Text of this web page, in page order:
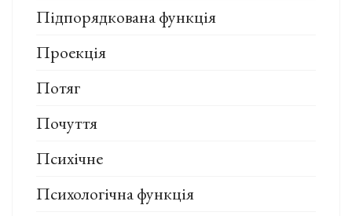
Підпорядкована функція
Проекція
Потяг
Почуття
Психічне
Психологічна функція